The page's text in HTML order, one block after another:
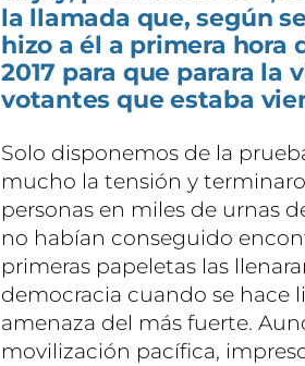
la llamada que, según
hizo a él a primera hora
2017 para que parara la
votantes que estaba
Solo disponemos de la
mucho la tensión y
personas en miles de urnas
no habían conseguido
primeras papeletas las
democracia cuando se hace
amenaza del más fuerte.
movilización pacífica,